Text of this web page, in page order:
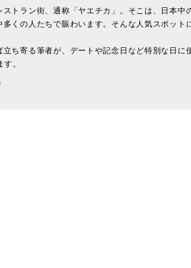
トラン街、通称「ヤエチカ」。そこは、日本中
くの人たちで賑わいます。そんな人気スポット
ち寄る筆者が、デートや記念日など特別な日に
。